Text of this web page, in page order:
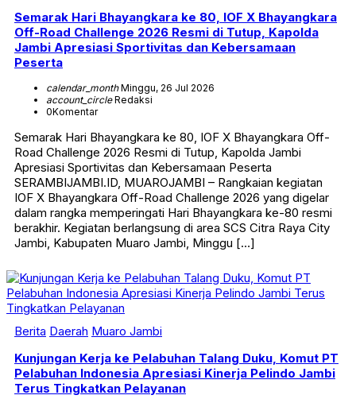
Semarak Hari Bhayangkara ke 80, IOF X Bhayangkara
Off-Road Challenge 2026 Resmi di Tutup, Kapolda
Jambi Apresiasi Sportivitas dan Kebersamaan
Peserta
calendar_monthMinggu, 26 Jul 2026
account_circleRedaksi
0Komentar
Semarak Hari Bhayangkara ke 80, IOF X Bhayangkara Off-
Road Challenge 2026 Resmi di Tutup, Kapolda Jambi
Apresiasi Sportivitas dan Kebersamaan Peserta
SERAMBIJAMBI.ID, MUAROJAMBI – Rangkaian kegiatan
IOF X Bhayangkara Off-Road Challenge 2026 yang digelar
dalam rangka memperingati Hari Bhayangkara ke-80 resmi
berakhir. Kegiatan berlangsung di area SCS Citra Raya City
Jambi, Kabupaten Muaro Jambi, Minggu […]
Berita Daerah Muaro Jambi
Kunjungan Kerja ke Pelabuhan Talang Duku, Komut PT
Pelabuhan Indonesia Apresiasi Kinerja Pelindo Jambi
Terus Tingkatkan Pelayanan